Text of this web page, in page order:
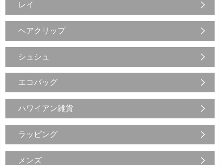
レイ
ヘアクリップ
シュシュ
エコバッグ
ハワイアン雑貨
ラッピング
メンズ